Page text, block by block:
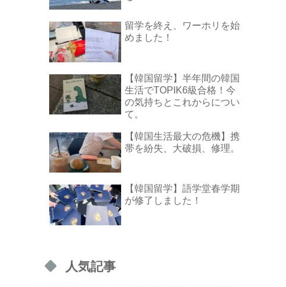
留学を終え、ワーホリを始
めました！
【韓国留学】半年間の韓国
生活でTOPIK6級合格！今
の気持ちとこれからについ
て。
【韓国生活最大の危機】携
帯を紛失、大破損、修理。
【韓国留学】語学堂春学期
が修了しました！
人気記事